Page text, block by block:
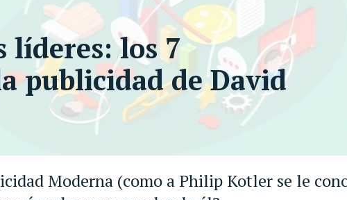
Moderna (como a Philip Kotler se le
líderes: los 7
publicidad de David